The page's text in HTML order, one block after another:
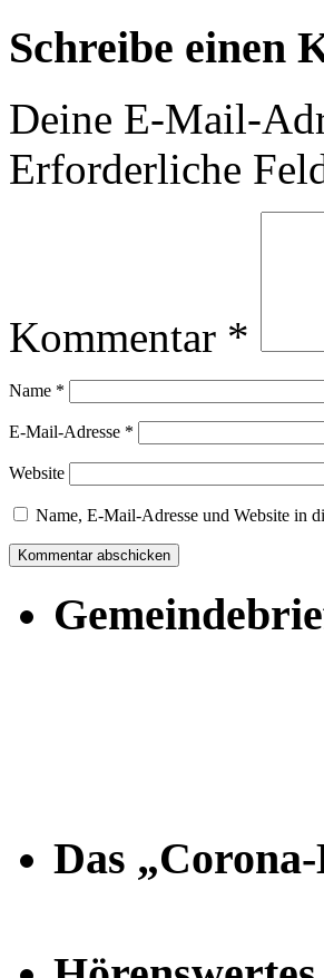
Schreibe einen
Deine E-Mail-
Erforderliche
Kommentar *
Name *
E-Mail-Adresse *
Website
Name, E-Mail-Adresse und Website in
Das